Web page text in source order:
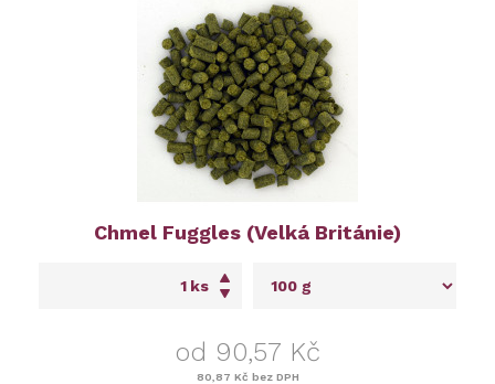
Chmel Fuggles (Velká Británie)
ks
od 90,57 Kč
80,87 Kč bez DPH